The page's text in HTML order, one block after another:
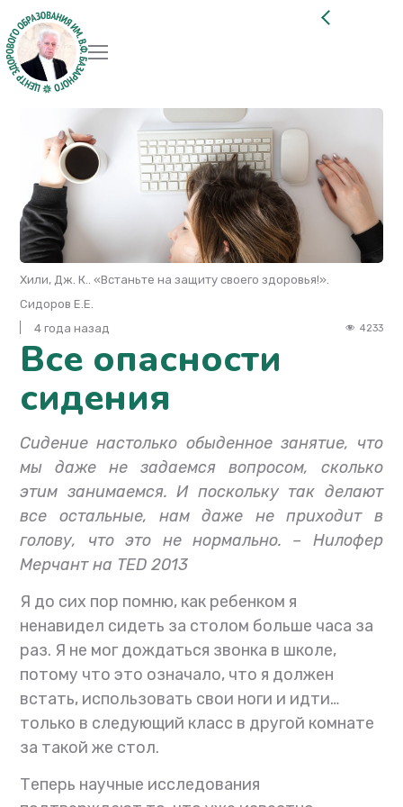
Хили, Дж. К.. «Встаньте на защиту своего здоровья!».
Сидоров Е.Е.
4 года назад
4233
Все опасности
сидения
Сидение настолько обыденное занятие, что
мы даже не задаемся вопросом, сколько
этим занимаемся. И поскольку так делают
все остальные, нам даже не приходит в
голову, что это не нормально. – Нилофер
Мерчант на TED 2013
Я до сих пор помню, как ребенком я
ненавидел сидеть за столом больше часа за
раз. Я не мог дождаться звонка в школе,
потому что это означало, что я должен
встать, использовать свои ноги и идти…
только в следующий класс в другой комнате
за такой же стол.
Теперь научные исследования